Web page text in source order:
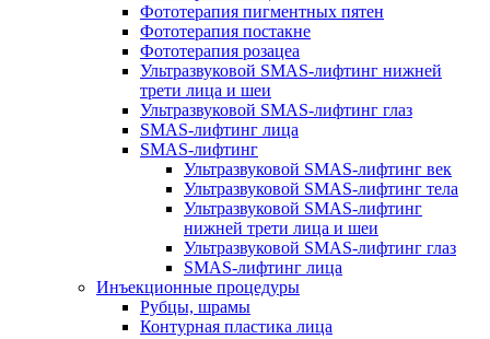
Фототерапия пигментных пятен
Фототерапия постакне
Фототерапия розацеа
Ультразвуковой SMAS-лифтинг нижней
трети лица и шеи
Ультразвуковой SMAS-лифтинг глаз
SMAS-лифтинг лица
SMAS-лифтинг
Ультразвуковой SMAS-лифтинг век
Ультразвуковой SMAS-лифтинг тела
Ультразвуковой SMAS-лифтинг
нижней трети лица и шеи
Ультразвуковой SMAS-лифтинг глаз
SMAS-лифтинг лица
Инъекционные процедуры
Рубцы, шрамы
Контурная пластика лица